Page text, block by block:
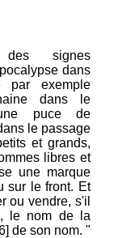
signes
dans
par exemple
dans le
puce de
le passage
et grands,
libres et
une marque
sur le front. Et
ou vendre, s'il
le nom de la
de son nom. "